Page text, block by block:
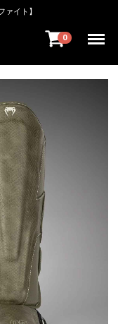
イト】
0 Menu